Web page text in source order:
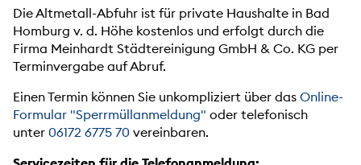
Die Altmetall-Abfuhr ist für private Haushalte in Bad
Homburg v. d. Höhe kostenlos und erfolgt durch die
Firma Meinhardt Städtereinigung GmbH & Co. KG per
Terminvergabe auf Abruf.
Einen Termin können Sie unkompliziert über das Online-
Formular "Sperrmüllanmeldung" oder telefonisch
unter 06172 6775 70 vereinbaren.